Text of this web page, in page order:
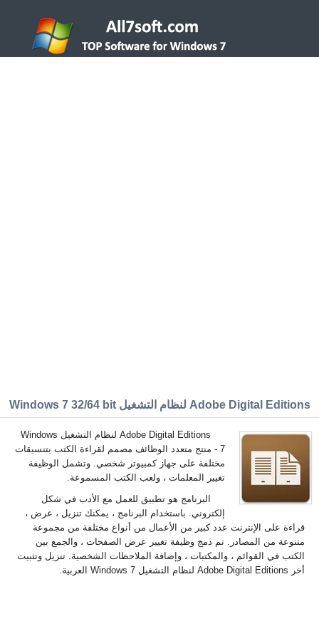
Adobe Digital Editions لنظام التشغيل Windows 7 32/64 bit
Adobe Digital Editions لنظام التشغيل Windows
7 - منتج متعدد الوظائف مصمم لقراءة الكتب بتنسيقات
مختلفة على جهاز كمبيوتر شخصي. وتشمل الوظيفة
تغيير المعلمات ، ولعب الكتب المسموعة.
البرنامج هو تطبيق للعمل مع الأدب في شكل
إلكتروني. باستخدام البرنامج ، يمكنك تنزيل ، عرض ،
قراءة على الإنترنت عدد كبير من الأعمال من أنواع مختلفة من مجموعة
متنوعة من المصادر. تم دمج وظيفة تغيير عرض الصفحات ، والجمع بين
الكتب في القوائم ، والمكتبات ، وإضافة الملاحظات الشخصية. تنزيل وتثبيت
أخر Adobe Digital Editions لنظام التشغيل Windows 7 العربية.